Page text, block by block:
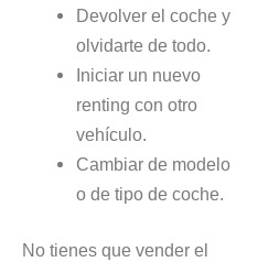
Devolver el coche y
olvidarte de todo.
Iniciar un nuevo
renting con otro
vehículo.
Cambiar de modelo
o de tipo de coche.
No tienes que vender el